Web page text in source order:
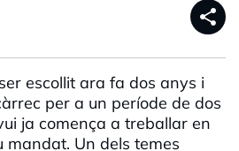
share
escollit ara fa dos anys i
per a un període de dos
ja comença a treballar en
mandat. Un dels temes